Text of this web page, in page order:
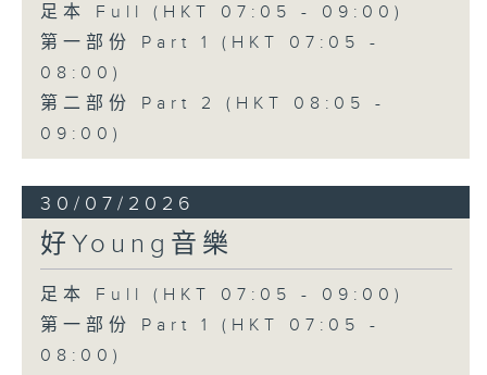
足本 Full (HKT 07:05 - 09:00)
第一部份 Part 1 (HKT 07:05 -
08:00)
第二部份 Part 2 (HKT 08:05 -
09:00)
30/07/2026
好Young音樂
足本 Full (HKT 07:05 - 09:00)
第一部份 Part 1 (HKT 07:05 -
08:00)